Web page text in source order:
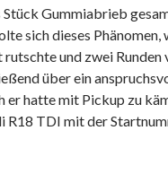
Gummiabrieb
sich dieses Phänomen,
rutschte und zwei
über ein
er hatte mit Pickup zu
R18 TDI mit der